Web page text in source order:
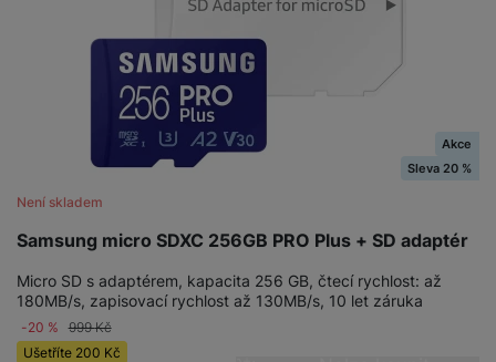
Samsung micro SDXC 256GB PRO Plus + SD adaptér
Není skladem
Akce
Sleva 20 %
Micro SD s adaptérem, kapacita 256 GB, čtecí rychlost: až
180MB/s, zapisovací rychlost až 130MB/s, 10 let záruka
-20 % 999Kč
Ušetříte 200 Kč